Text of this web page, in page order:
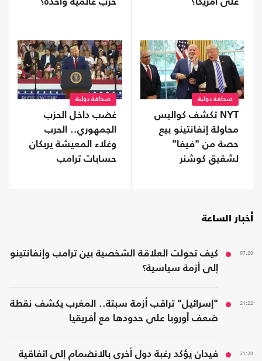
حرب عالمية واحدة؟
صحافة دولية
NYT تكشف كواليس
محاولة إنفانتينو بيع
حصة من "فيفا"
لشقيق كوشنر
صحافة دولية
غضب داخل الحزب
الجمهوري.. الحرب
وغلاء المعيشة يربكان
حسابات ترامب
أخبار الساعة
07:20
كيف تحولت العلاقة الشخصية بين ترامب وإنفانتينو
إلى أزمة سياسية؟
21:22
"إسرائيل" تراقب أزمة سبتة.. المغرب يكشف نقطة
ضعف أوروبا على حدودها مع أفريقيا
21:20
فيدان يؤكد رغبة دول أخرى بالانضمام إلى اتفاقية